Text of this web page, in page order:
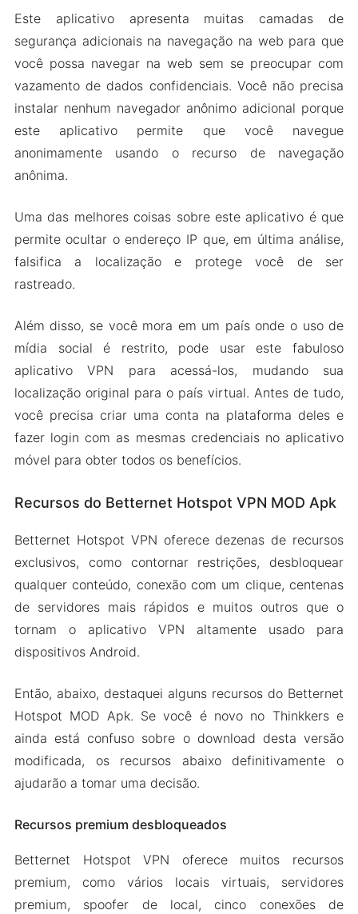
Este aplicativo apresenta muitas camadas de
segurança adicionais na navegação na web para que
você possa navegar na web sem se preocupar com
vazamento de dados confidenciais. Você não precisa
instalar nenhum navegador anônimo adicional porque
este aplicativo permite que você navegue
anonimamente usando o recurso de navegação
anônima.
Uma das melhores coisas sobre este aplicativo é que
permite ocultar o endereço IP que, em última análise,
falsifica a localização e protege você de ser
rastreado.
Além disso, se você mora em um país onde o uso de
mídia social é restrito, pode usar este fabuloso
aplicativo VPN para acessá-los, mudando sua
localização original para o país virtual. Antes de tudo,
você precisa criar uma conta na plataforma deles e
fazer login com as mesmas credenciais no aplicativo
móvel para obter todos os benefícios.
Recursos do Betternet Hotspot VPN MOD Apk
Betternet Hotspot VPN oferece dezenas de recursos
exclusivos, como contornar restrições, desbloquear
qualquer conteúdo, conexão com um clique, centenas
de servidores mais rápidos e muitos outros que o
tornam o aplicativo VPN altamente usado para
dispositivos Android.
Então, abaixo, destaquei alguns recursos do Betternet
Hotspot MOD Apk. Se você é novo no Thinkkers e
ainda está confuso sobre o download desta versão
modificada, os recursos abaixo definitivamente o
ajudarão a tomar uma decisão.
Recursos premium desbloqueados
Betternet Hotspot VPN oferece muitos recursos
premium, como vários locais virtuais, servidores
premium, spoofer de local, cinco conexões de